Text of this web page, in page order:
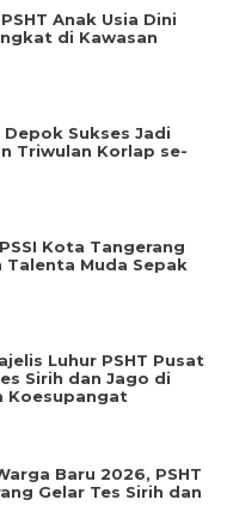
Anak Usia Dini
di Kawasan
Depok Sukses Jadi
Triwulan Korlap se-
Kota Tangerang
Talenta Muda Sepak
Luhur PSHT Pusat
Sirih dan Jago di
Koesupangat
Baru 2026, PSHT
Gelar Tes Sirih dan